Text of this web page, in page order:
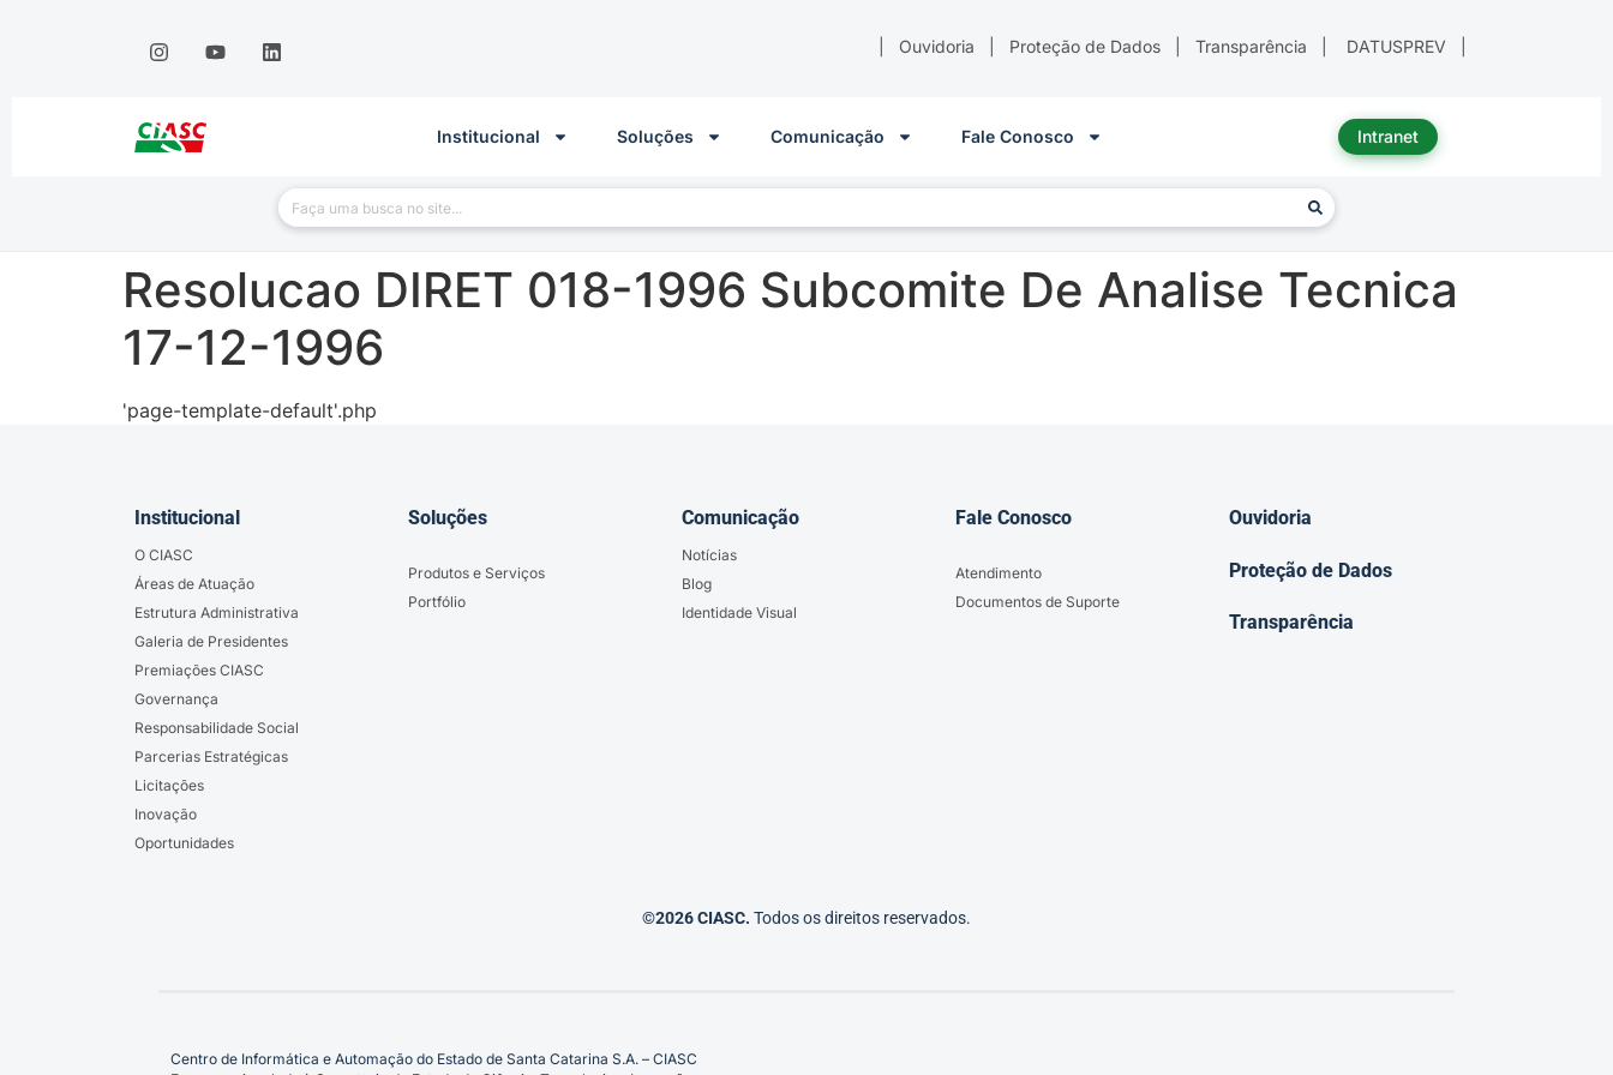
Ouvidoria Proteção de Dados Transparência DATUSPREV
Institucional Soluções Comunicação Fale Conosco Intranet
Resolucao DIRET 018-1996 Subcomite De Analise Tecnica
17-12-1996
'page-template-default'.php
Institucional
O CIASC
Áreas de Atuação
Estrutura Administrativa
Galeria de Presidentes
Premiações CIASC
Governança
Responsabilidade Social
Parcerias Estratégicas
Licitações
Inovação
Oportunidades
Soluções
Produtos e Serviços
Portfólio
Comunicação
Notícias
Blog
Identidade Visual
Fale Conosco
Atendimento
Documentos de Suporte
Ouvidoria
Proteção de Dados
Transparência
©2026 CIASC. Todos os direitos reservados.
Centro de Informática e Automação do Estado de Santa Catarina S.A. – CIASC